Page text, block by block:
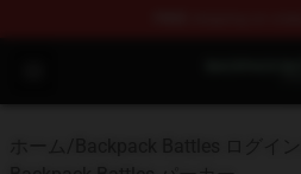
Backpack Battles Shop -